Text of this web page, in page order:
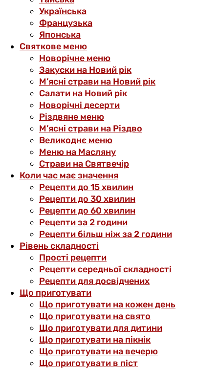
Українська
Французька
Японська
Святкове меню
Новорічне меню
Закуски на Новий рік
М’ясні страви на Новий рік
Салати на Новий рік
Новорічні десерти
Різдвяне меню
М’ясні страви на Різдво
Великоднє меню
Меню на Масляну
Страви на Святвечір
Коли час має значення
Рецепти до 15 хвилин
Рецепти до 30 хвилин
Рецепти до 60 хвилин
Рецепти за 2 години
Рецепти більш ніж за 2 години
Рівень складності
Прості рецепти
Рецепти середньої складності
Рецепти для досвідчених
Що приготувати
Що приготувати на кожен день
Що приготувати на свято
Що приготувати для дитини
Що приготувати на пікнік
Що приготувати на вечерю
Що приготувати в піст